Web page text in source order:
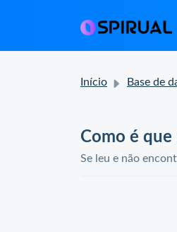
Início Base de dados de
Como é
Se leu e não